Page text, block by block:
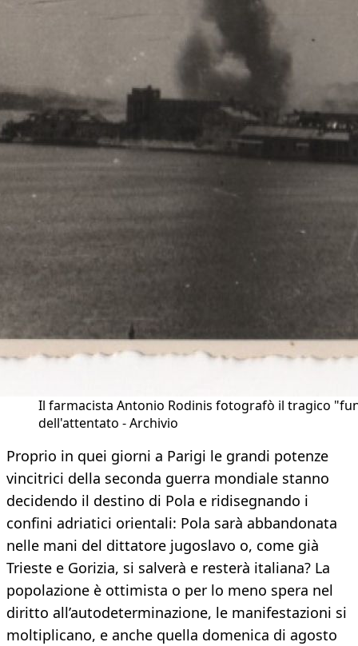
Il farmacista Antonio Rodinis fotografò il tragico
dell'attentato - Archivio
Proprio in quei giorni a Parigi le grandi potenze
vincitrici della seconda guerra mondiale stanno
decidendo il destino di Pola e ridisegnando i
confini adriatici orientali: Pola sarà abbandonata
nelle mani del dittatore jugoslavo o, come già
Trieste e Gorizia, si salverà e resterà italiana? La
popolazione è ottimista o per lo meno spera nel
diritto all’autodeterminazione, le manifestazioni si
moltiplicano, e anche quella domenica di agosto